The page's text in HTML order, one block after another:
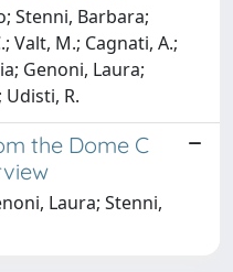
Stenni, Barbara;
Valt, M.; Cagnati, A.;
Genoni, Laura;
Udisti, R.
the Dome C
Laura; Stenni,